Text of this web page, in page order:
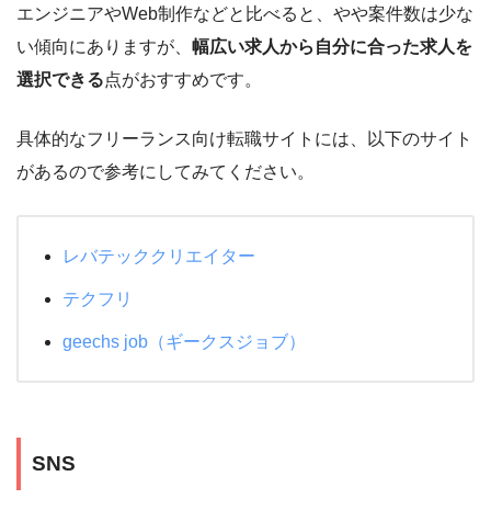
エンジニアやWeb制作などと比べると、やや案件数は少な
い傾向にありますが、 幅広い求人から自分に合った求人を
選択できる点がおすすめです。
具体的なフリーランス向け転職サイトには、以下のサイト
があるので参考にしてみてください。
レバテッククリエイター
テクフリ
geechs job（ギークスジョブ）
SNS